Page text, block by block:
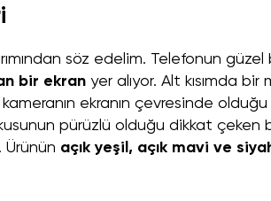
söz edelim. Telefonun
bir ekran yer alıyor. Alt kısımda bir
ekranın çevresinde
pürüzlü olduğu dikkat çeken
Ürünün açık yeşil, açık mavi ve